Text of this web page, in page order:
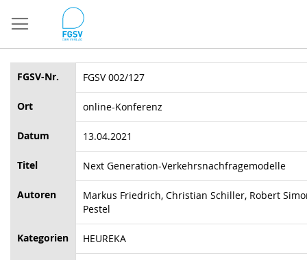
zum
Inhalt
FGSV-Nr. FGSV 002/127
Ort online-Konferenz
Datum 13.04.2021
Titel Next Generation-Verkehrsnachfragemodelle
Autoren
Markus Friedrich, Christian Schiller, Robert
Pestel
Kategorien HEUREKA